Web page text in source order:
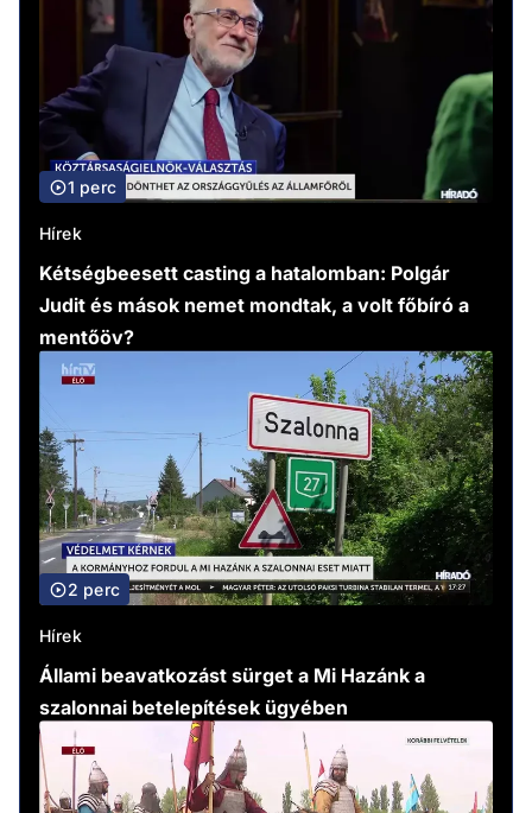
1 perc
Hírek
Kétségbeesett casting a hatalomban: Polgár
Judit és mások nemet mondtak, a volt főbíró a
mentőöv?
2 perc
Hírek
Állami beavatkozást sürget a Mi Hazánk a
szalonnai betelepítések ügyében